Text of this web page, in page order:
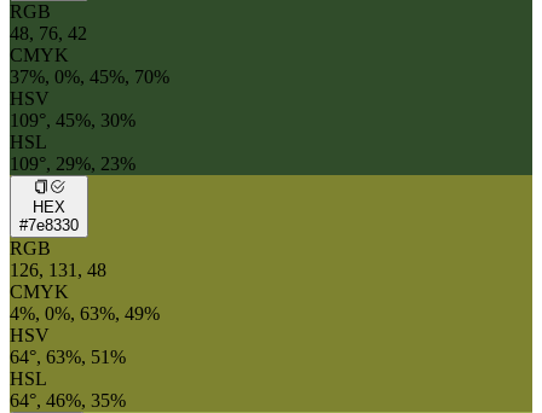
RGB
48, 76, 42
CMYK
37%, 0%, 45%, 70%
HSV
109°, 45%, 30%
HSL
109°, 29%, 23%
HEX
#7e8330
RGB
126, 131, 48
CMYK
4%, 0%, 63%, 49%
HSV
64°, 63%, 51%
HSL
64°, 46%, 35%